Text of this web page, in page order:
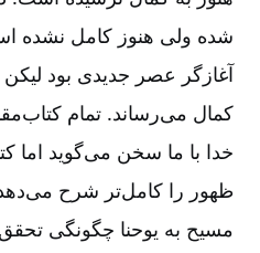
شده ولی هنوز کامل نشده
آغازگر عصر جدیدی بود
کمال می‌‌رساند. تمام
خدا با ما سخن می‌‌گوید اما
ظهور را کامل‌‌تر شرح
مسیح به یوحنا چگونگی